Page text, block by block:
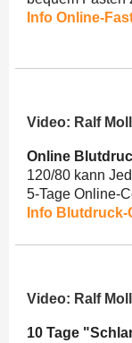
Info Online-
Video: Ralf Moll
Online
120/80 kann
5-Tage Online-
Info
Video: Ralf Moll
10 Tage